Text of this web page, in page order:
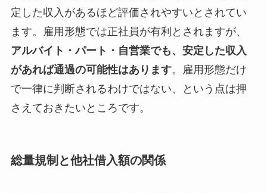
定した収入があるほど評価されやすいとされてい
ます。雇用形態では正社員が有利とされますが、
アルバイト・パート・自営業でも、安定した収入
があれば通過の可能性はあります。雇用形態だけ
で一律に判断されるわけではない、という点は押
さえておきたいところです。
総量規制と他社借入額の関係